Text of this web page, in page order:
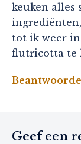
keuken alles
tot ik weer
flutricotta te
Geef een